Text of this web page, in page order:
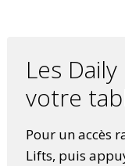
Les
votre
Pour un accès
Lifts, puis